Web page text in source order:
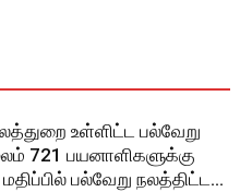
உள்ளிட்ட பல்வேறு
721 பயனாளிகளுக்கு
பல்வேறு நலத்திட்ட...